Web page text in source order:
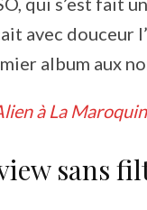
avec douceur
album aux
à La
sans